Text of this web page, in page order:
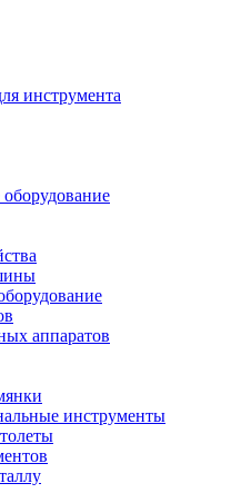
инструмента
аппаратов
инструменты